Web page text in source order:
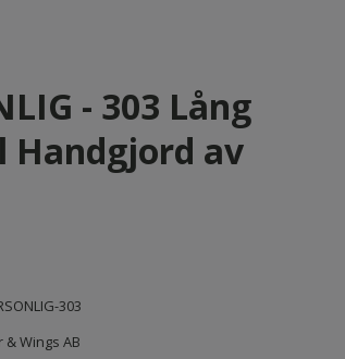
- 303 Lång
Handgjord av
303
& Wings AB